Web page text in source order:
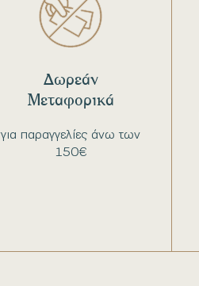
για παραγγελίες άνω των
150€
Δωρεάν
Μεταφορικά